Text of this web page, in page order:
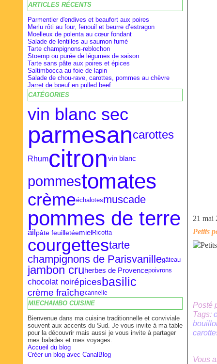
Février(9)
Janvier(8)
Février(16)
Janvier(18)
Avril(28)
Mars(27)
ARTICLES RÉCENTS
Parmentier d'endives et beaufort aux poires
Merlu rôti au four, fenouil et beurre d’estragon
Moelleux de polenta au cœur fondant
Salade de lentilles au saumon fumé
Tarte champignons-reblochon
Stoemp ou purée de légumes de saison
Tarte sans pâte aux poires et épices
Saltimbocca au foie de lapin
Salade de chou-rave, carottes, pommes au chèvre
Jarret de boeuf en pulled beef.
CATÉGORIES
vin blanc sec
parmesancarottes
Rhumcitronvin blanc
pommestomates
crèmeéchalotesmuscade
pommes de terre
ailpâte feuilletéemielRicotta
courgettestarte
champignons de Parisvanillegâteau
jambon cruherbes de Provencepoivrons
chocolat noirépicesbasilic
crème fraîchecannelle
MIECHAMBO CUISINE
Bienvenue dans ma cuisine traditionnelle et conviviale
souvent aux accents du Sud. Je vous invite à ma table
pour la découvrir mais aussi je vous invite à partager
mes balades et mes voyages.
Accueil du blog
Créer un blog avec CanalBlog
21 mai
Petits
Posté
Tags:
Vous